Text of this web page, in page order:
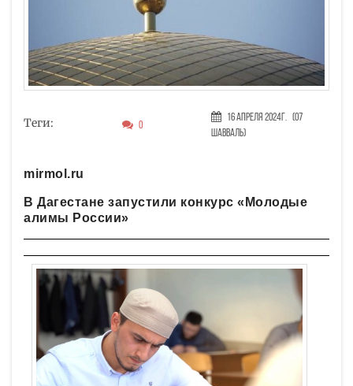
Теги: 0
16 Апреля 2024г. (07
Шавваль)
mirmol.ru
В Дагестане запустили конкурс «Молодые
алимы России»